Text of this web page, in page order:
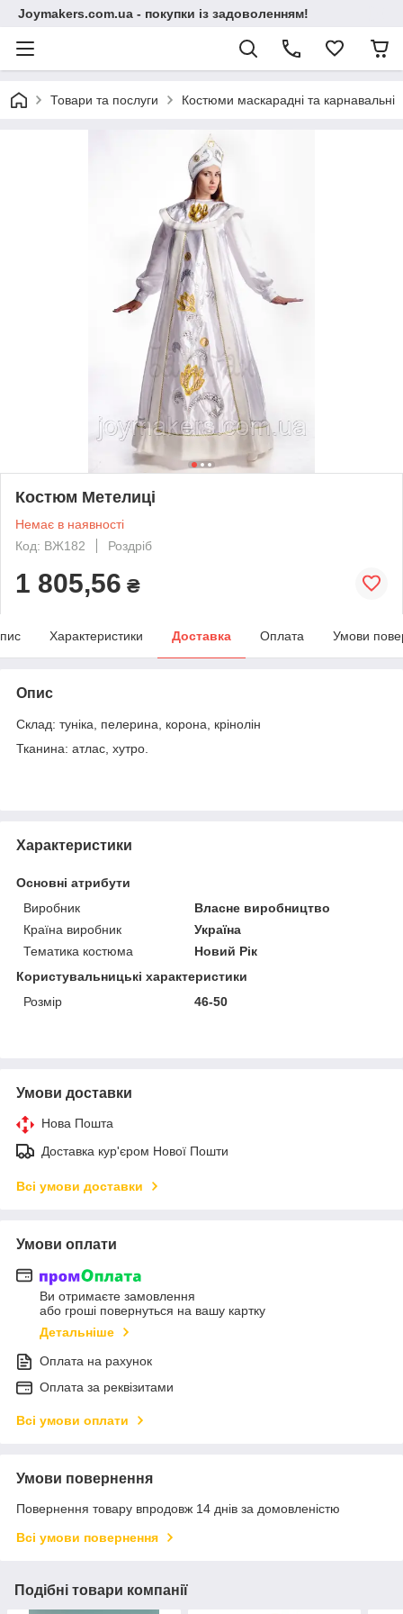
Joymakers.com.ua - покупки із задоволенням!
Товари та послуги Костюми маскарадні та карнавальні
Костюм Метелиці
Немає в наявності
Код: ВЖ182
Роздріб
1 805,56 ₴
Характеристики Доставка Оплата Умови
Опис
Склад: туніка, пелерина, корона, крінолін
Тканина: атлас, хутро.
Характеристики
Основні атрибути
Виробник
Власне виробництво
Країна виробник
Україна
Тематика костюма
Новий Рік
Користувальницькі характеристики
Розмір
46-50
Умови доставки
Нова Пошта
Доставка кур'єром Нової Пошти
Всі умови доставки
Умови оплати
Ви отримаєте замовлення
або гроші повернуться на вашу картку
Детальніше
Оплата на рахунок
Оплата за реквізитами
Всі умови оплати
Умови повернення
Повернення товару впродовж 14 днів за домовленістю
Всі умови повернення
Подібні товари компанії